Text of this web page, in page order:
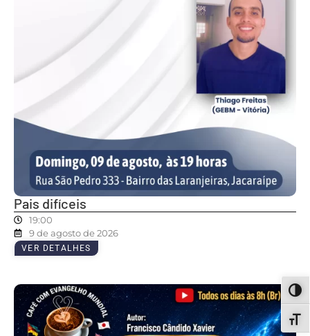
Pais difíceis
19:00
9 de agosto de 2026
VER DETALHES